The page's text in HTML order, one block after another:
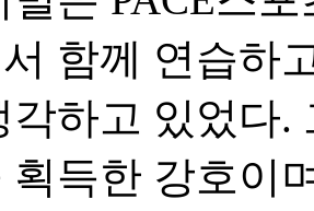
함께 연습하
각하고 있었다.
획득한 강호이